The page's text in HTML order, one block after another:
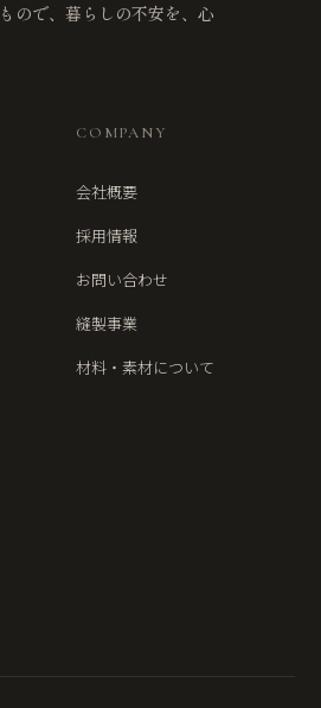
ので、暮らしの不安を、心
COMPANY
会社概要
採用情報
お問い合わせ
縫製事業
材料・素材について